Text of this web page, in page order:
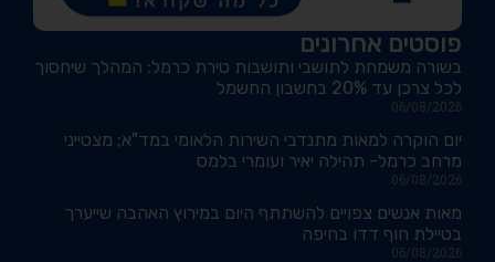
פוסטים אחרונים
בשורה משמחת לתושבי ותושבות טירת כרמל: המהלך שיחסוך
לכל צרכן עד 20% בחשבון החשמל
06/08/2026
יום הוקרה למאות מתנדבי השירות הלאומי במד"א; מצטייני
מרחב כרמל- תהילה יאיר ועומרי בלמס
06/08/2026
מאות אנשים צפויים להשתתף היום במירוץ האהבה שייערך
בטיילת חוף דדו בחיפה
06/08/2026